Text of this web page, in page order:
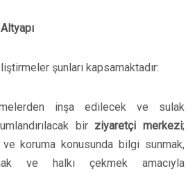
şunları kapsamaktadır:
inşa edilecek ve sulak
bir ziyaretçi merkezi;
ve koruma konusunda bilgi sunmak,
ve halkı çekmek amacıyla